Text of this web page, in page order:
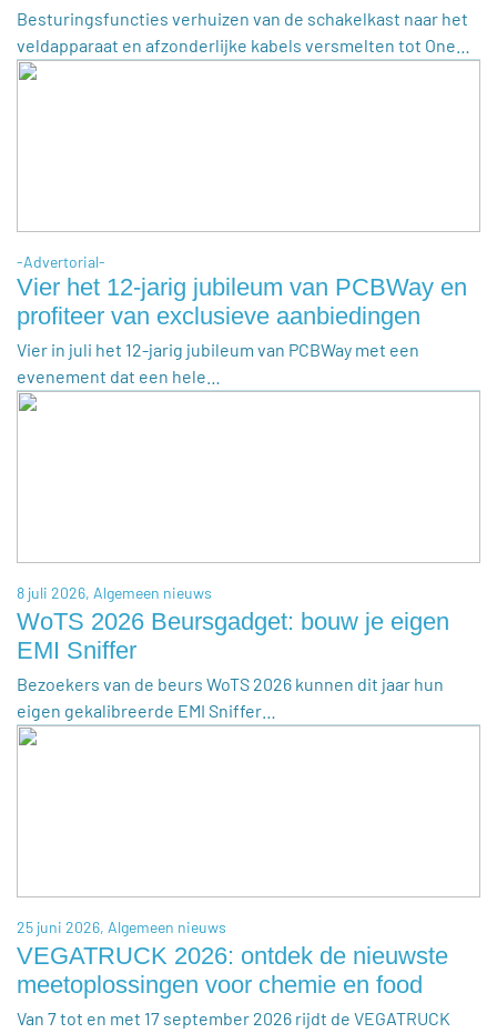
Besturingsfuncties verhuizen van de schakelkast naar het
veldapparaat en afzonderlijke kabels versmelten tot One…
-Advertorial-
Vier het 12-jarig jubileum van PCBWay en
profiteer van exclusieve aanbiedingen
Vier in juli het 12-jarig jubileum van PCBWay met een
evenement dat een hele…
8 juli 2026, Algemeen nieuws
WoTS 2026 Beursgadget: bouw je eigen
EMI Sniffer
Bezoekers van de beurs WoTS 2026 kunnen dit jaar hun
eigen gekalibreerde EMI Sniffer…
25 juni 2026, Algemeen nieuws
VEGATRUCK 2026: ontdek de nieuwste
meetoplossingen voor chemie en food
Van 7 tot en met 17 september 2026 rijdt de VEGATRUCK